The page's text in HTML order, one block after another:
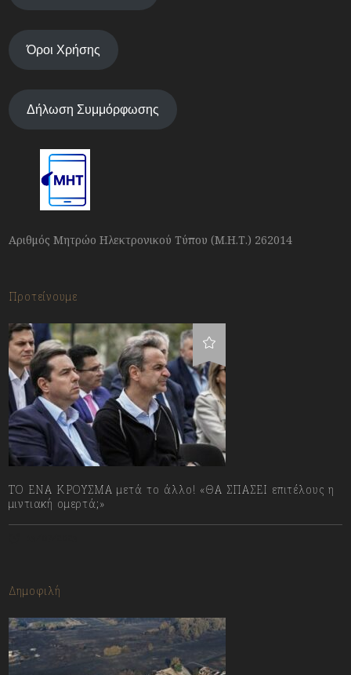
Όροι Χρήσης
Δήλωση Συμμόρφωσης
Αριθμός Μητρώο Ηλεκτρονικού Τύπου (Μ.Η.Τ.) 262014
Προτείνουμε
ΤΟ ΕΝΑ ΚΡΟΥΣΜΑ μετά το άλλο! «ΘΑ ΣΠΑΣΕΙ επιτέλους η
μιντιακή ομερτά;»
Δημοφιλή